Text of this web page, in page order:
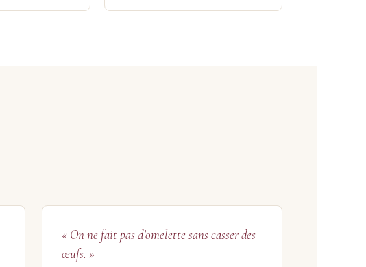
« On ne fait pas d’omelette sans casser des
œufs. »